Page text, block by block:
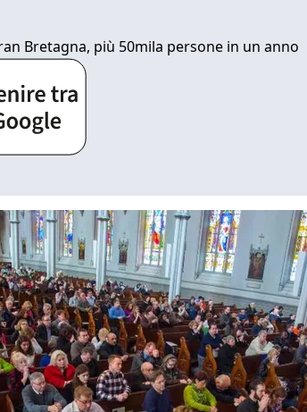
Bretagna, più 50mila persone in un anno